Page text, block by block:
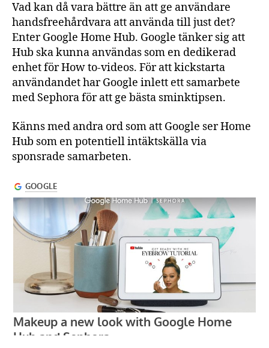
Vad kan då vara bättre än att ge användare
handsfreehårdvara att använda till just det?
Enter Google Home Hub. Google tänker sig att
Hub ska kunna användas som en dedikerad
enhet för How to-videos. För att kickstarta
användandet har Google inlett ett samarbete
med Sephora för att ge bästa sminktipsen.
Känns med andra ord som att Google ser Home
Hub som en potentiell intäktskälla via
sponsrade samarbeten.